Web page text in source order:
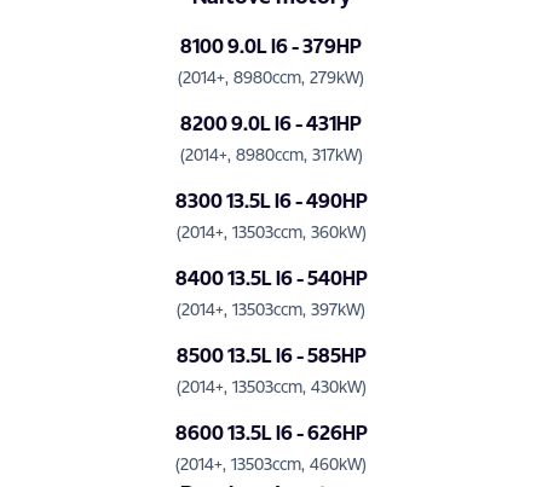
8100 9.0L I6 - 379HP
(2014+, 8980ccm, 279kW)
8200 9.0L I6 - 431HP
(2014+, 8980ccm, 317kW)
8300 13.5L I6 - 490HP
(2014+, 13503ccm, 360kW)
8400 13.5L I6 - 540HP
(2014+, 13503ccm, 397kW)
8500 13.5L I6 - 585HP
(2014+, 13503ccm, 430kW)
8600 13.5L I6 - 626HP
(2014+, 13503ccm, 460kW)